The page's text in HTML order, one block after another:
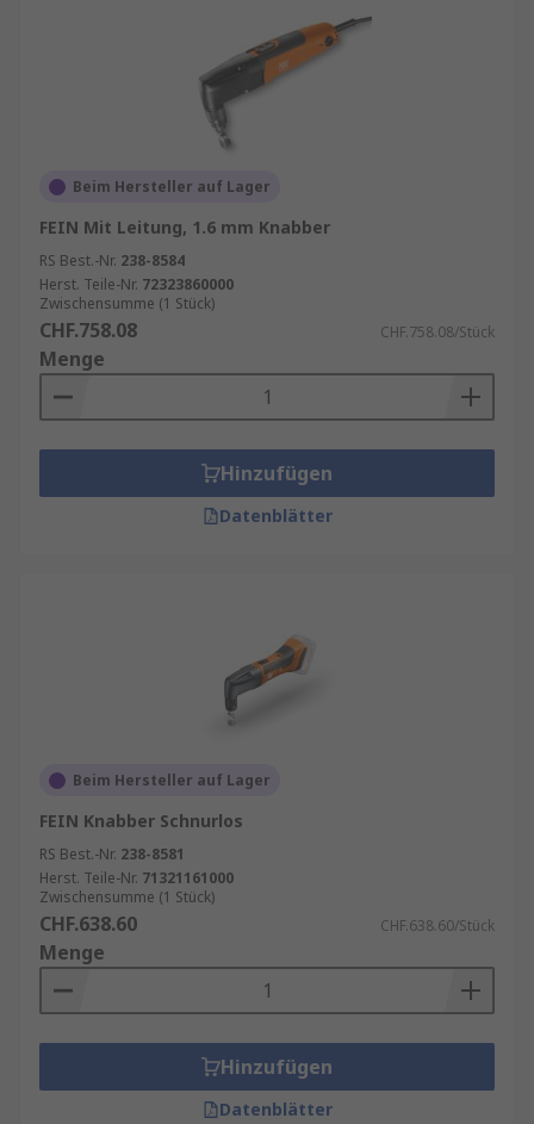
Beim Hersteller auf Lager
FEIN Mit Leitung, 1.6 mm Knabber
RS Best.-Nr. 238-8584
Herst. Teile-Nr. 72323860000
Zwischensumme (1 Stück)
CHF.758.08 CHF.758.08/Stück
Menge
Hinzufügen
Datenblätter
Beim Hersteller auf Lager
FEIN Knabber Schnurlos
RS Best.-Nr. 238-8581
Herst. Teile-Nr. 71321161000
Zwischensumme (1 Stück)
CHF.638.60 CHF.638.60/Stück
Menge
Hinzufügen
Datenblätter